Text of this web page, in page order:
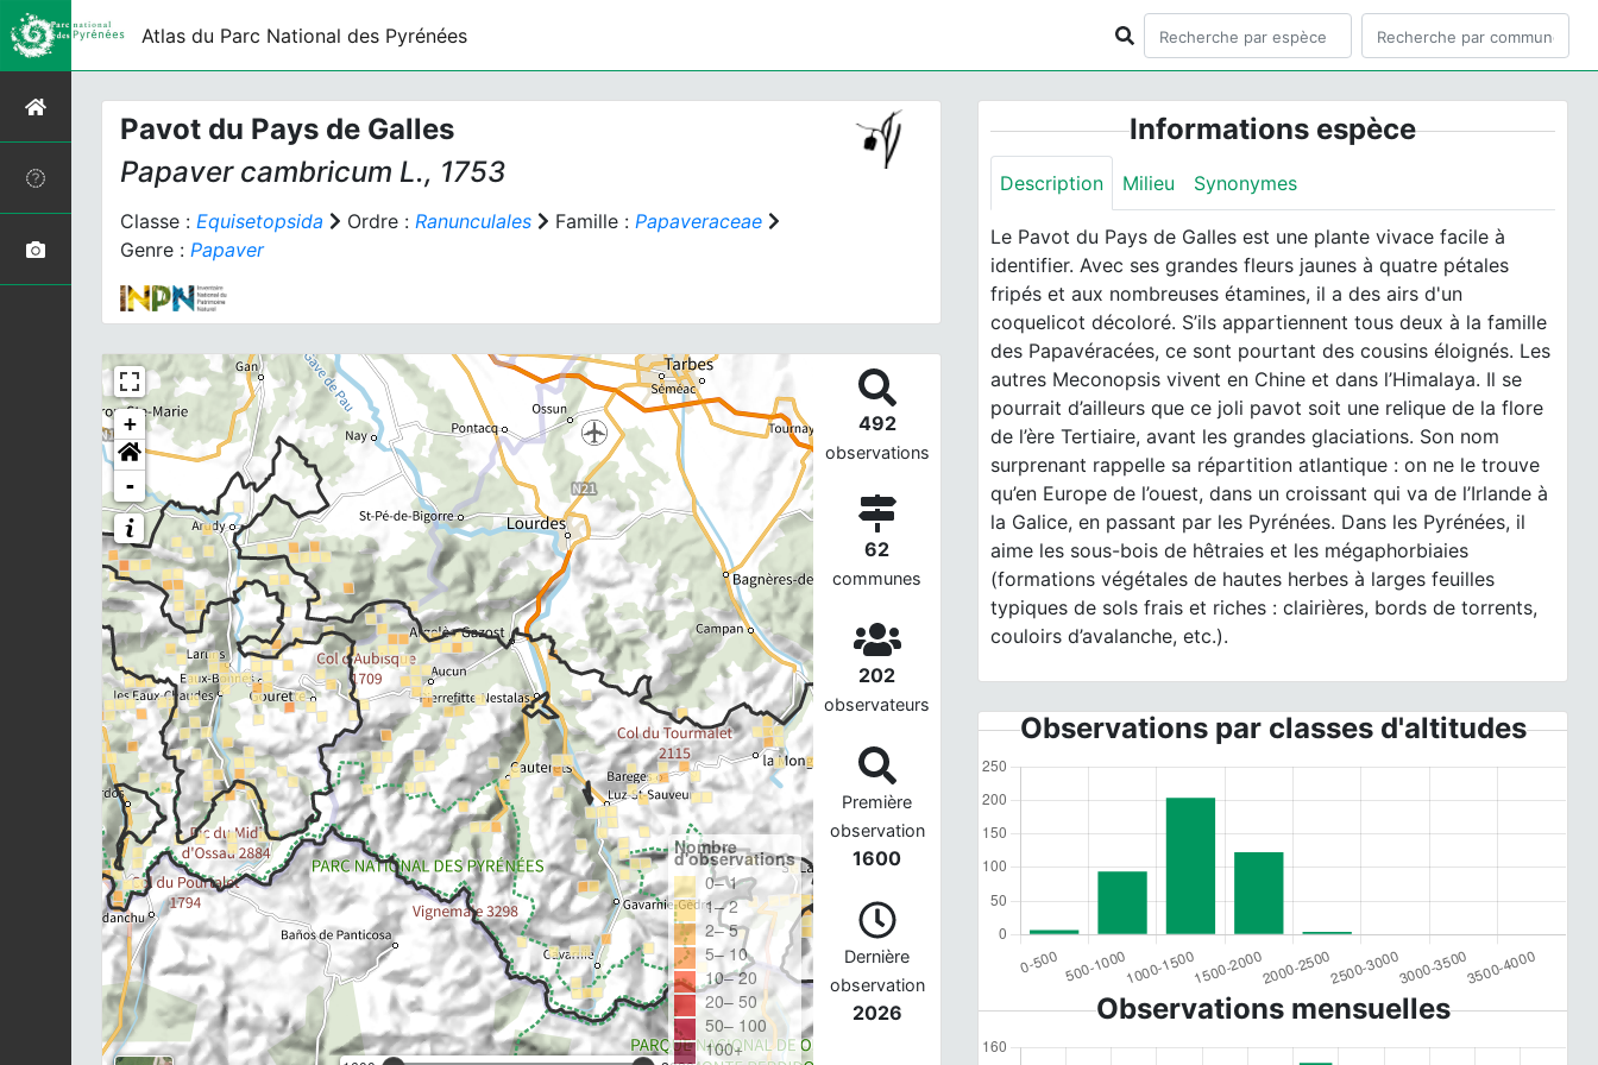
Atlas du Parc National des Pyrénées
Pavot du Pays de Galles
Papaver cambricum L., 1753
Classe : Equisetopsida Ordre : Ranunculales Famille : Papaveraceae
Genre : Papaver
+
-
Nombre
d'observations
0– 1
1– 2
2– 5
5– 10
10– 20
20– 50
50– 100
100+
492
observations
62
communes
202
observateurs
Première
observation
1600
Dernière
observation
2026
Informations espèce
Description Milieu Synonymes
Le Pavot du Pays de Galles est une plante vivace facile à
identifier. Avec ses grandes fleurs jaunes à quatre pétales
fripés et aux nombreuses étamines, il a des airs d'un
coquelicot décoloré. S’ils appartiennent tous deux à la famille
des Papavéracées, ce sont pourtant des cousins éloignés. Les
autres Meconopsis vivent en Chine et dans l’Himalaya. Il se
pourrait d’ailleurs que ce joli pavot soit une relique de la flore
de l’ère Tertiaire, avant les grandes glaciations. Son nom
surprenant rappelle sa répartition atlantique : on ne le trouve
qu’en Europe de l’ouest, dans un croissant qui va de l’Irlande à
la Galice, en passant par les Pyrénées. Dans les Pyrénées, il
aime les sous-bois de hêtraies et les mégaphorbiaies
(formations végétales de hautes herbes à larges feuilles
typiques de sols frais et riches : clairières, bords de torrents,
couloirs d’avalanche, etc.).
Observations par classes d'altitudes
Observations mensuelles